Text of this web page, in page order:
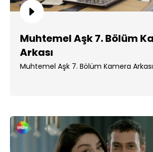
Muhtemel Aşk 7. Bölüm
Arkası
Muhtemel Aşk 7. Bölüm Kamera